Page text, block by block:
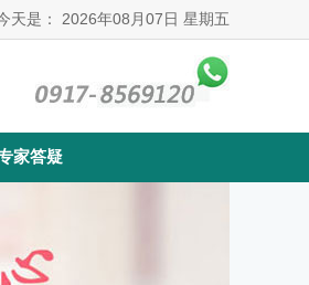
天是： 2026年08月07日 星期五
家答疑